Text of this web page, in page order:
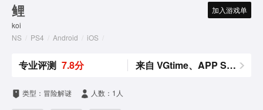
鲤
koi
NS
PS4 Android iOS
加入游戏单
专业评测 7.8分 来自 VGtime、APP Store
类型：冒险解谜 人数：1人